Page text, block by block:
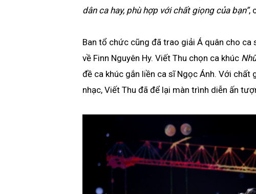
dân ca hay, phù hợp với chất giọng của bạn”,
Ban tổ chức cũng đã trao giải Á quân cho
về Finn Nguyên Hy. Viết Thu chọn ca khúc
đề ca khúc gắn liền ca sĩ Ngọc Ánh. Với chất
nhạc, Viết Thu đã để lại màn trình diễn ấn